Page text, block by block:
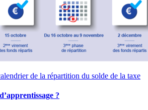
de la répartition du solde de la taxe
?